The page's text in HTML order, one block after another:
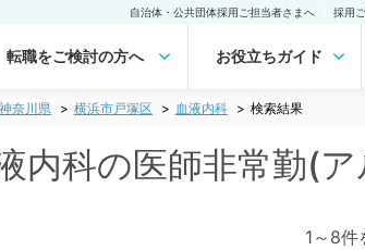
自治体・公共団体採用ご担当者さまへ 採用
転職をご検討の方へ お役立ちガイド
神奈川県 横浜市戸塚区 血液内科 検索結果
内科の医師非常勤(
1～8件